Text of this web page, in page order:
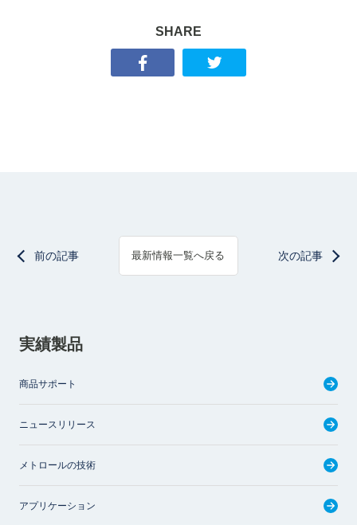
SHARE
前の記事 最新情報一覧へ戻る 次の記事
実績製品
商品サポート
ニュースリリース
メトロールの技術
アプリケーション